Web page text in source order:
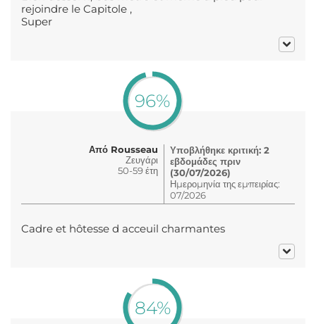
rejoindre le Capitole ,
Super
96%
Από Rousseau
Ζευγάρι
50-59 έτη
Υποβλήθηκε κριτική: 2
εβδομάδες πριν
(30/07/2026)
Ημερομηνία της εμπειρίας:
07/2026
Cadre et hôtesse d acceuil charmantes
84%